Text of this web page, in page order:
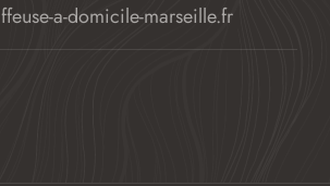
a-domicile-marseille.fr